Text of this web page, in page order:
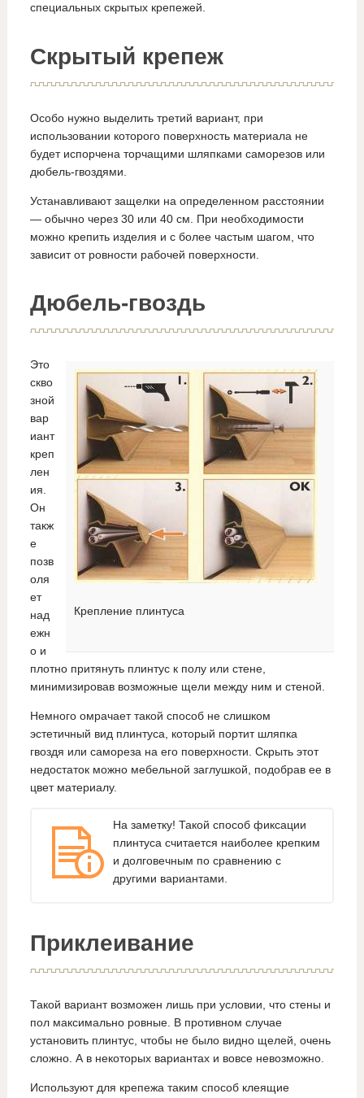
специальных скрытых крепежей.
Скрытый крепеж
Особо нужно выделить третий вариант, при
использовании которого поверхность материала не
будет испорчена торчащими шляпками саморезов или
дюбель-гвоздями.
Устанавливают защелки на определенном расстоянии
— обычно через 30 или 40 см. При необходимости
можно крепить изделия и с более частым шагом, что
зависит от ровности рабочей поверхности.
Дюбель-гвоздь
Крепление плинтуса
Это
скво
зной
вар
иант
креп
лен
ия.
Он
такж
е
позв
оля
ет
над
ежн
о и
плотно притянуть плинтус к полу или стене,
минимизировав возможные щели между ним и стеной.
Немного омрачает такой способ не слишком
эстетичный вид плинтуса, который портит шляпка
гвоздя или самореза на его поверхности. Скрыть этот
недостаток можно мебельной заглушкой, подобрав ее в
цвет материалу.
На заметку! Такой способ фиксации
плинтуса считается наиболее крепким
и долговечным по сравнению с
другими вариантами.
Приклеивание
Такой вариант возможен лишь при условии, что стены и
пол максимально ровные. В противном случае
установить плинтус, чтобы не было видно щелей, очень
сложно. А в некоторых вариантах и вовсе невозможно.
Используют для крепежа таким способ клеящие